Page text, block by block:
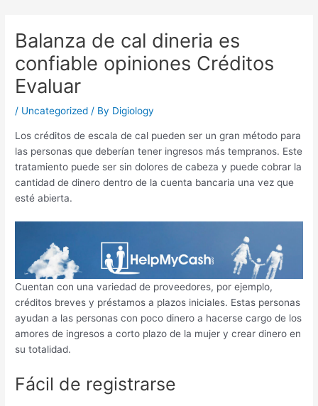
contentBalanza de cal dineria es
confiable opiniones Créditos
Evaluar
/ Uncategorized / By Digiology
Los créditos de escala de cal pueden ser un gran método para
las personas que deberían tener ingresos más tempranos. Este
tratamiento puede ser sin dolores de cabeza y puede cobrar la
cantidad de dinero dentro de la cuenta bancaria una vez que
esté abierta.
Cuentan con una variedad de proveedores, por ejemplo,
créditos breves y préstamos a plazos iniciales. Estas personas
ayudan a las personas con poco dinero a hacerse cargo de los
amores de ingresos a corto plazo de la mujer y crear dinero en
su totalidad.
Fácil de registrarse